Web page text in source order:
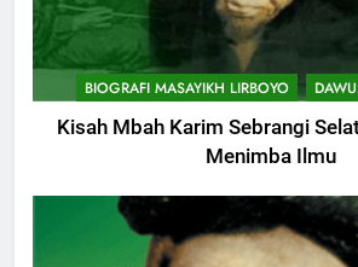
11
Khutbah:
Jumat
KHUTBAH
12
Khutbah
Ranumnya
BIOGRAFI MASAYIKH LIRBOYO
Kisah Mbah Karim Sebrangi
Menimba Ilmu